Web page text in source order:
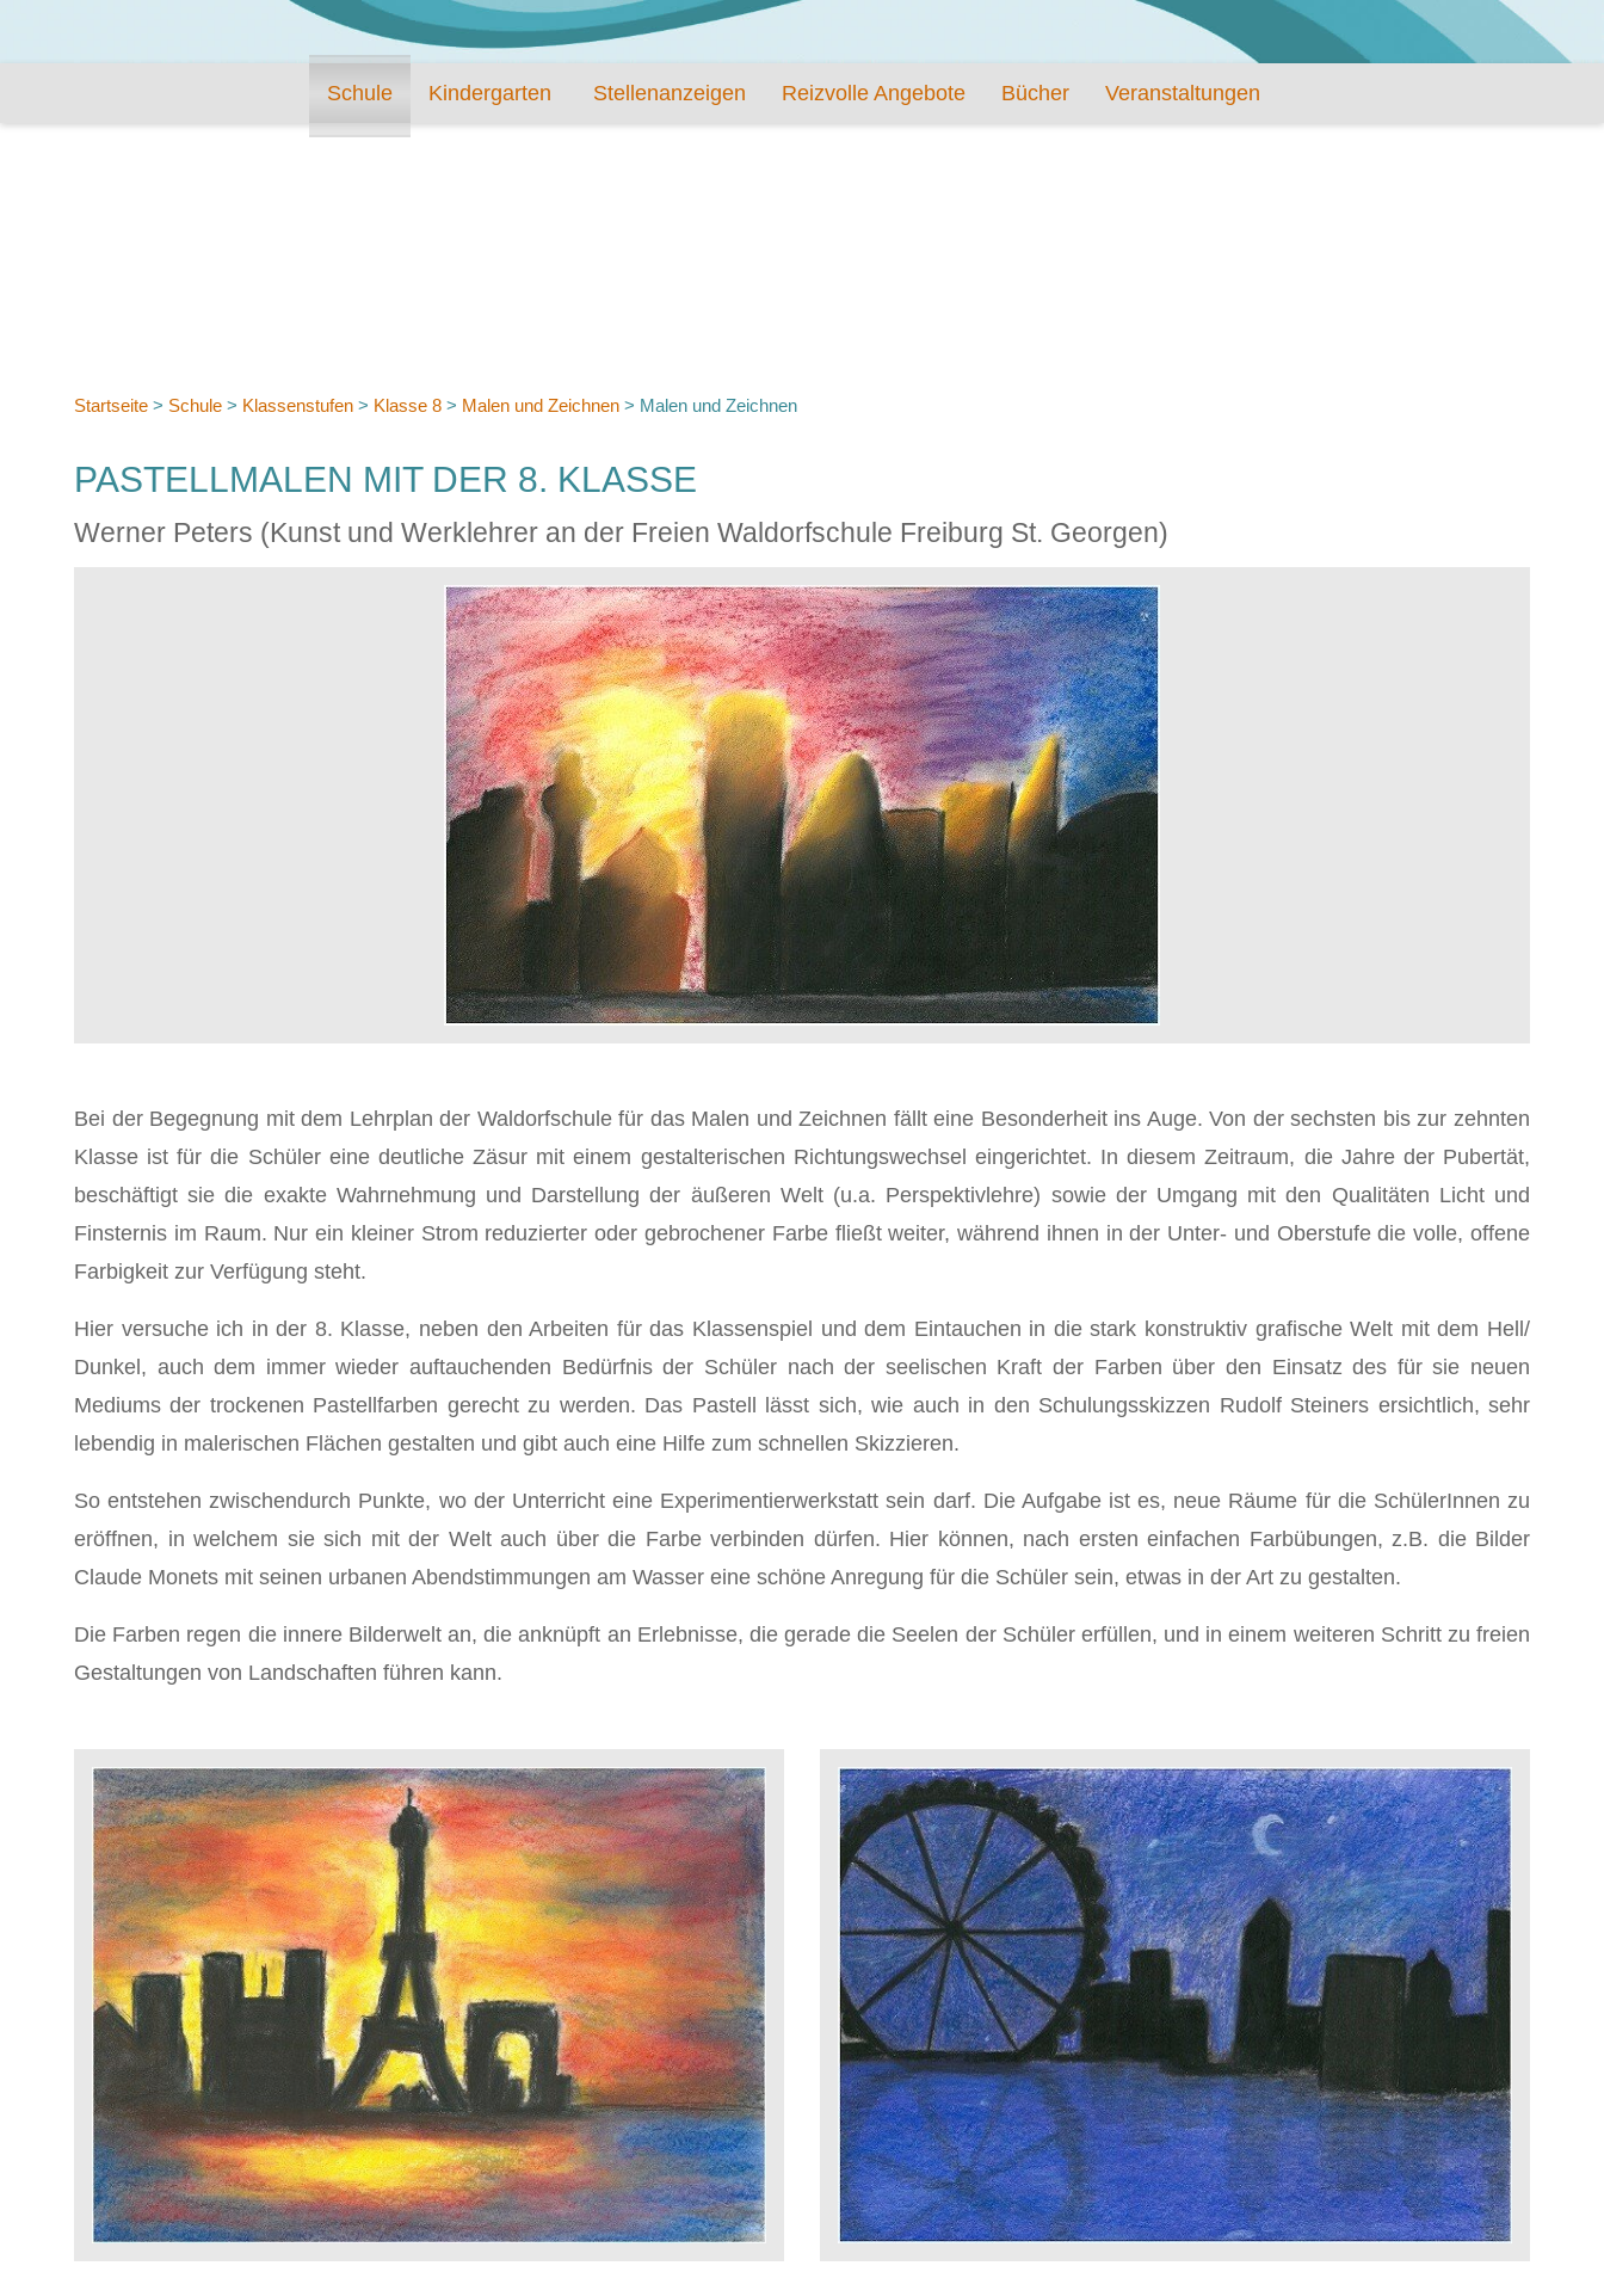
Schule Kindergarten Stellenanzeigen Reizvolle Angebote Bücher Veranstaltungen
Startseite > Schule > Klassenstufen > Klasse 8 > Malen und Zeichnen > Malen und Zeichnen
PASTELLMALEN MIT DER 8. KLASSE
Werner Peters (Kunst und Werklehrer an der Freien Waldorfschule Freiburg St. Georgen)
Bei der Begegnung mit dem Lehrplan der Waldorfschule für das Malen und Zeichnen fällt eine Besonderheit ins Auge. Von der sechsten bis zur zehnten
Klasse ist für die Schüler eine deutliche Zäsur mit einem gestalterischen Richtungswechsel eingerichtet. In diesem Zeitraum, die Jahre der Pubertät,
beschäftigt sie die exakte Wahrnehmung und Darstellung der äußeren Welt (u.a. Perspektivlehre) sowie der Umgang mit den Qualitäten Licht und
Finsternis im Raum. Nur ein kleiner Strom reduzierter oder gebrochener Farbe fließt weiter, während ihnen in der Unter- und Oberstufe die volle, offene
Farbigkeit zur Verfügung steht.
Hier versuche ich in der 8. Klasse, neben den Arbeiten für das Klassenspiel und dem Eintauchen in die stark konstruktiv grafische Welt mit dem Hell/
Dunkel, auch dem immer wieder auftauchenden Bedürfnis der Schüler nach der seelischen Kraft der Farben über den Einsatz des für sie neuen
Mediums der trockenen Pastellfarben gerecht zu werden. Das Pastell lässt sich, wie auch in den Schulungsskizzen Rudolf Steiners ersichtlich, sehr
lebendig in malerischen Flächen gestalten und gibt auch eine Hilfe zum schnellen Skizzieren.
So entstehen zwischendurch Punkte, wo der Unterricht eine Experimentierwerkstatt sein darf. Die Aufgabe ist es, neue Räume für die SchülerInnen zu
eröffnen, in welchem sie sich mit der Welt auch über die Farbe verbinden dürfen. Hier können, nach ersten einfachen Farbübungen, z.B. die Bilder
Claude Monets mit seinen urbanen Abendstimmungen am Wasser eine schöne Anregung für die Schüler sein, etwas in der Art zu gestalten.
Die Farben regen die innere Bilderwelt an, die anknüpft an Erlebnisse, die gerade die Seelen der Schüler erfüllen, und in einem weiteren Schritt zu freien
Gestaltungen von Landschaften führen kann.